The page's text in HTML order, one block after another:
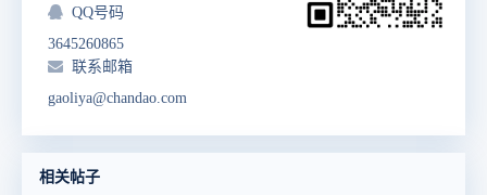
QQ号码
3645260865
联系邮箱
gaoliya@chandao.com
相关帖子